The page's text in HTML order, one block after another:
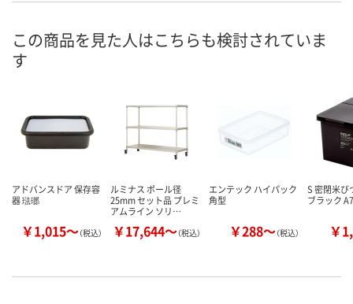
8月7日（金）
カ
この商品を見た人はこちらも検討されていま
す
アドバンスドア 保存容
器 琺瑯
￥1,015～（税込）
ルミナス ポール径
25mm セット品 プレミ
アムライン ソリ…
￥17,644～（税込）
エンテック ハイパック
角型
￥288～（税込）
S 密閉米び
ブラック
￥